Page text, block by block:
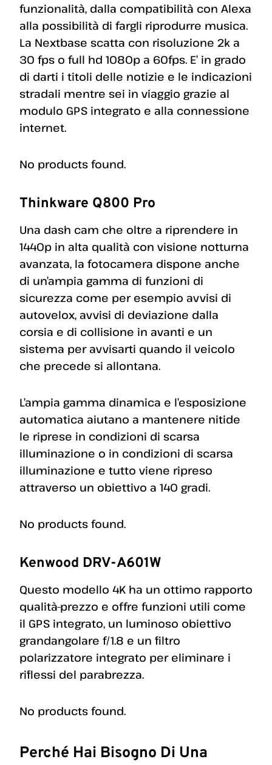
funzionalità, dalla compatibilità con Alexa
alla possibilità di fargli riprodurre musica.
La Nextbase scatta con risoluzione 2k a
30 fps o full hd 1080p a 60fps. E’ in grado
di darti i titoli delle notizie e le indicazioni
stradali mentre sei in viaggio grazie al
modulo GPS integrato e alla connessione
internet.
No products found.
Thinkware Q800 Pro
Una dash cam che oltre a riprendere in
1440p in alta qualità con visione notturna
avanzata, la fotocamera dispone anche
di un’ampia gamma di funzioni di
sicurezza come per esempio avvisi di
autovelox, avvisi di deviazione dalla
corsia e di collisione in avanti e un
sistema per avvisarti quando il veicolo
che precede si allontana.
L’ampia gamma dinamica e l’esposizione
automatica aiutano a mantenere nitide
le riprese in condizioni di scarsa
illuminazione o in condizioni di scarsa
illuminazione e tutto viene ripreso
attraverso un obiettivo a 140 gradi.
No products found.
Kenwood DRV-A601W
Questo modello 4K ha un ottimo rapporto
qualità-prezzo e offre funzioni utili come
il GPS integrato, un luminoso obiettivo
grandangolare f/1.8 e un filtro
polarizzatore integrato per eliminare i
riflessi del parabrezza.
No products found.
Perché Hai Bisogno Di Una